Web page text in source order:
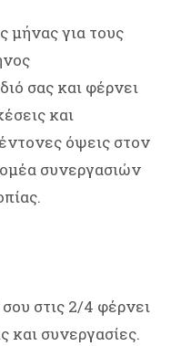
μήνας για τους
σας και φέρνει
και
όψεις στον
συνεργασιών
στις 2/4 φέρνει
και συνεργασίες.